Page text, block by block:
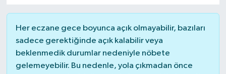
Her eczane gece boyunca açık olmayabilir, bazıları
sadece gerektiğinde açık kalabilir veya
beklenmedik durumlar nedeniyle nöbete
gelemeyebilir. Bu nedenle, yola çıkmadan önce